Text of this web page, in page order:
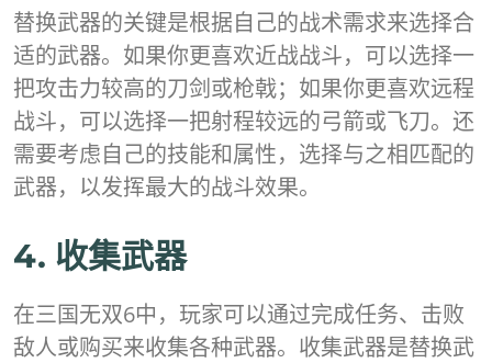
替换武器的关键是根据自己的战术需求来选择合
适的武器。如果你更喜欢近战战斗，可以选择一
把攻击力较高的刀剑或枪戟；如果你更喜欢远程
战斗，可以选择一把射程较远的弓箭或飞刀。还
需要考虑自己的技能和属性，选择与之相匹配的
武器，以发挥最大的战斗效果。
4. 收集武器
在三国无双6中，玩家可以通过完成任务、击败
敌人或购买来收集各种武器。收集武器是替换武